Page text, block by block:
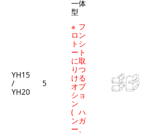
YH15
/
YH20
5
一体
型
※フ
ロン
トシ
ート
に取
りつ
ける
オプ
ショ
ン
(ハ
ンガ
ー、